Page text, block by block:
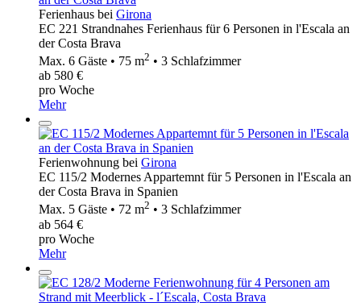
Ferienhaus bei Girona
EC 221 Strandnahes Ferienhaus für 6 Personen in l'Escala an
der Costa Brava
Max. 6 Gäste • 75 m2 • 3 Schlafzimmer
ab 580 €
pro Woche
Mehr
Ferienwohnung bei Girona
EC 115/2 Modernes Appartemnt für 5 Personen in l'Escala an
der Costa Brava in Spanien
Max. 5 Gäste • 72 m2 • 3 Schlafzimmer
ab 564 €
pro Woche
Mehr